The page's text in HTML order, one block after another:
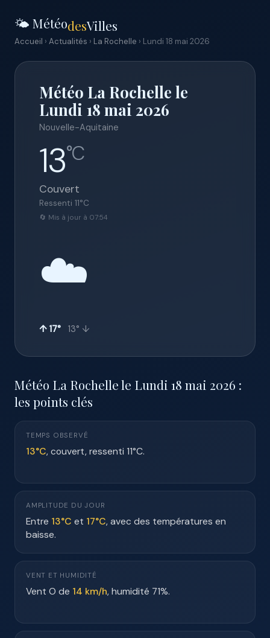
🌤️ MétéodesVilles
Accueil › Actualités › La Rochelle › Lundi 18 mai 2026
Météo La Rochelle le
Lundi 18 mai 2026
Nouvelle-Aquitaine
13°C
Couvert
Ressenti 11°C
🔄 Mis à jour à 07:54
☁️
↑ 17° 13° ↓
Météo La Rochelle le Lundi 18 mai 2026 :
les points clés
TEMPS OBSERVÉ
13°C, couvert, ressenti 11°C.
AMPLITUDE DU JOUR
Entre 13°C et 17°C, avec des températures en
baisse.
VENT ET HUMIDITÉ
Vent O de 14 km/h, humidité 71%.